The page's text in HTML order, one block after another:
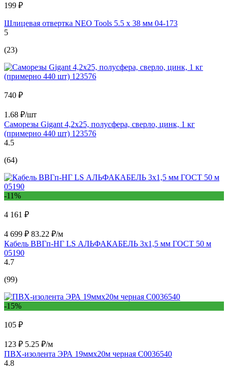
199 ₽
Шлицевая отвертка NEO Tools 5.5 x 38 мм 04-173
5
(23)
740 ₽
1.68 ₽/шт
Саморезы Gigant 4,2x25, полусфера, сверло, цинк, 1 кг
(примерно 440 шт) 123576
4.5
(64)
-11%
4 161 ₽
4 699 ₽ 83.22 ₽/м
Кабель ВВГп-НГ LS АЛЬФАКАБЕЛЬ 3х1,5 мм ГОСТ 50 м
05190
4.7
(99)
-15%
105 ₽
123 ₽ 5.25 ₽/м
ПВХ-изолента ЭРА 19ммх20м черная C0036540
4.8